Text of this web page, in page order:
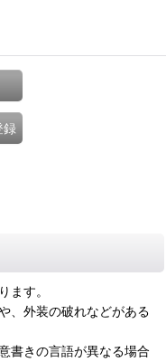
録
ます。
、外装の破れなどがある
書きの言語が異なる場合